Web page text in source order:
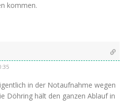
kommen.
in der Not­auf­nah­me wegen
Döh­ring hält den gan­zen Ablauf in